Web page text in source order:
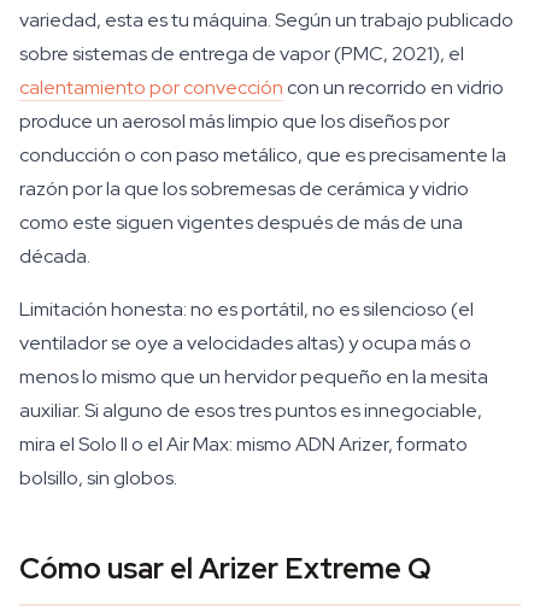
variedad, esta es tu máquina. Según un trabajo publicado
sobre sistemas de entrega de vapor (PMC, 2021), el
calentamiento por convección con un recorrido en vidrio
produce un aerosol más limpio que los diseños por
conducción o con paso metálico, que es precisamente la
razón por la que los sobremesas de cerámica y vidrio
como este siguen vigentes después de más de una
década.
Limitación honesta: no es portátil, no es silencioso (el
ventilador se oye a velocidades altas) y ocupa más o
menos lo mismo que un hervidor pequeño en la mesita
auxiliar. Si alguno de esos tres puntos es innegociable,
mira el Solo II o el Air Max: mismo ADN Arizer, formato
bolsillo, sin globos.
Cómo usar el Arizer Extreme Q